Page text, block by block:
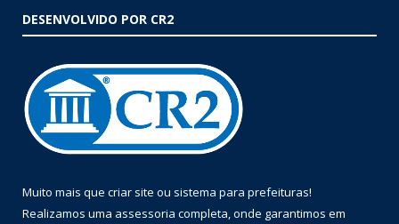
DESENVOLVIDO POR CR2
Muito mais que criar site ou sistema para prefeituras!
Realizamos uma assessoria completa, onde garantimos em